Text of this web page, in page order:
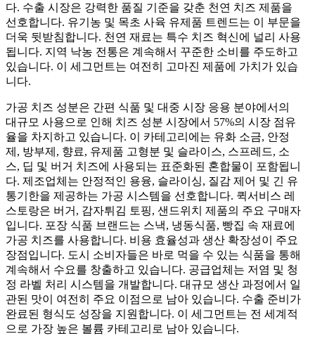
다. 수출 시장은 강력한 품질 기준을 갖춘 천연 치즈 제품을
선호합니다. 유기농 및 목초 사육 유제품 트렌드는 이 부문을
더욱 뒷받침합니다. 천연 재료는 특수 치즈 혁신에 널리 사용
됩니다. 지역 낙농 전통은 계속해서 꾸준한 소비를 주도하고
있습니다. 이 세그먼트는 여전히 고마진 제품에 가치가 있습
니다.
가공 치즈 성분은 간편 식품 및 대중 시장 응용 분야에서의
대규모 사용으로 인해 치즈 성분 시장에서 57%의 시장 점유
율을 차지하고 있습니다. 이 카테고리에는 유화 소금, 안정
제, 방부제, 향료, 유제품 고형분 및 슬라이스, 스프레드, 소
스, 딥 및 버거 치즈에 사용되는 표준화된 혼합물이 포함됩니
다. 제조업체는 안정적인 용융, 슬라이싱, 질감 제어 및 긴 유
통기한을 제공하는 가공 시스템을 선호합니다. 퀵서비스 레
스토랑은 버거, 감자튀김 토핑, 샌드위치 제품의 주요 구매자
입니다. 포장 식품 브랜드는 스낵, 냉동식품, 빵집 속 재료에
가공 치즈를 사용합니다. 비용 효율성과 생산 확장성이 주요
장점입니다. 도시 소비자들은 바로 먹을 수 있는 식품을 통해
계속해서 수요를 창출하고 있습니다. 공급업체는 저염 및 청
정 라벨 처리 시스템을 개발합니다. 대규모 생산 과정에서 일
관된 맛이 여전히 주요 이점으로 남아 있습니다. 수출 준비가
완료된 형식도 성장을 지원합니다. 이 세그먼트는 전 세계적
으로 가장 높은 볼륨 카테고리로 남아 있습니다.